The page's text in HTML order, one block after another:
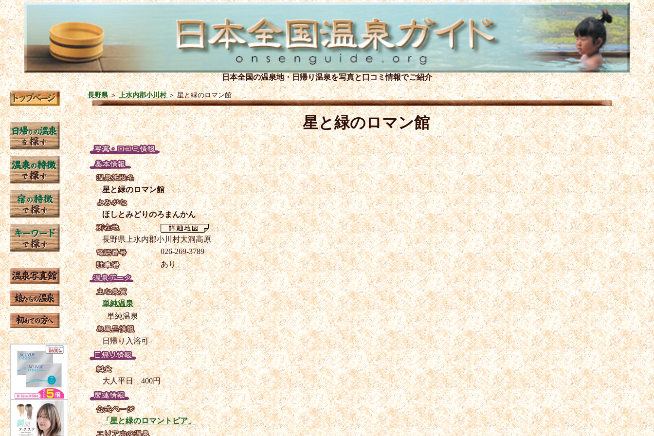
日本全国の温泉地・日帰り温泉を写真と口コミ情報でご紹介
長野県＞上水内郡小川村＞星と緑のロマン館
星と緑のロマン館
星と緑のロマン館
ほしとみどりのろまんかん
長野県上水内郡小川村大洞高原
026-269-3789
あり
単純温泉
単純温泉
日帰り入浴可
大人平日 400円
「星と緑のロマントピア」